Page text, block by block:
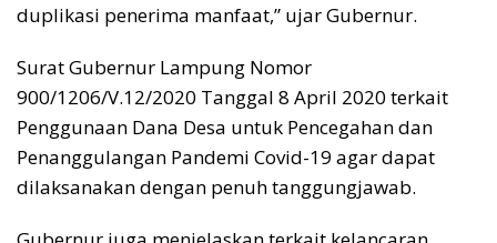
duplikasi penerima manfaat,” ujar Gubernur.
Surat Gubernur Lampung Nomor
900/1206/V.12/2020 Tanggal 8 April 2020 terkait
Penggunaan Dana Desa untuk Pencegahan dan
Penanggulangan Pandemi Covid-19 agar dapat
dilaksanakan dengan penuh tanggungjawab.